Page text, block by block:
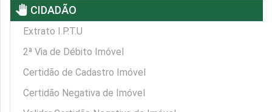
pan_tool CIDADÃO
Extrato I.P.T.U
2ª Via de Débito Imóvel
Certidão de Cadastro Imóvel
Certidão Negativa de Imóvel